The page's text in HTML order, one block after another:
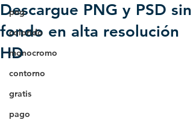
png
colorido
monocromo
contorno
gratis
pago
Descargue PNG y PSD sin
fondo en alta resolución
HD